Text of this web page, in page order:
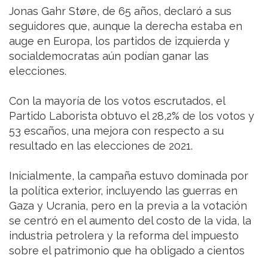
Jonas Gahr Støre, de 65 años, declaró a sus
seguidores que, aunque la derecha estaba en
auge en Europa, los partidos de izquierda y
socialdemocratas aún podían ganar las
elecciones.
Con la mayoría de los votos escrutados, el
Partido Laborista obtuvo el 28,2% de los votos y
53 escaños, una mejora con respecto a su
resultado en las elecciones de 2021.
Inicialmente, la campaña estuvo dominada por
la política exterior, incluyendo las guerras en
Gaza y Ucrania, pero en la previa a la votación
se centró en el aumento del costo de la vida, la
industria petrolera y la reforma del impuesto
sobre el patrimonio que ha obligado a cientos